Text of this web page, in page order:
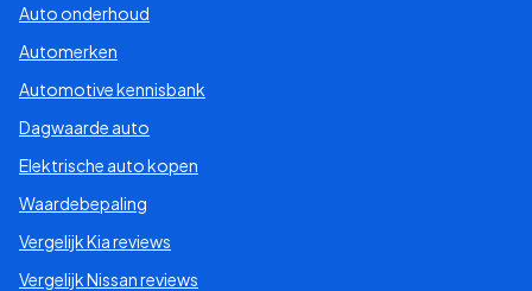
Auto onderhoud
Automerken
Automotive kennisbank
Dagwaarde auto
Elektrische auto kopen
Waardebepaling
Vergelijk Kia reviews
Vergelijk Nissan reviews